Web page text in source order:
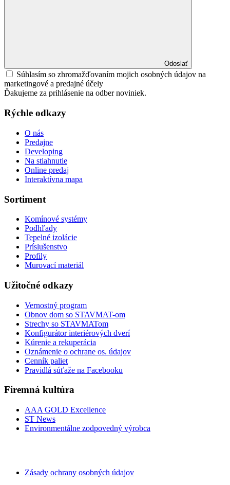
Odoslať
Súhlasím so zhromažďovaním mojich osobných údajov na
marketingové a predajné účely
Ďakujeme za prihlásenie na odber noviniek.
Rýchle odkazy
O nás
Predajne
Developing
Na stiahnutie
Online predaj
Interaktívna mapa
Sortiment
Komínové systémy
Podhľady
Tepelné izolácie
Príslušenstvo
Profily
Murovací materiál
Užitočné odkazy
Vernostný program
Obnov dom so STAVMAT-om
Strechy so STAVMATom
Konfigurátor interiérových dverí
Kúrenie a rekuperácia
Oznámenie o ochrane os. údajov
Cenník paliet
Pravidlá súťaže na Facebooku
Firemná kultúra
AAA GOLD Excellence
ST News
Environmentálne zodpovedný výrobca
Zásady ochrany osobných údajov